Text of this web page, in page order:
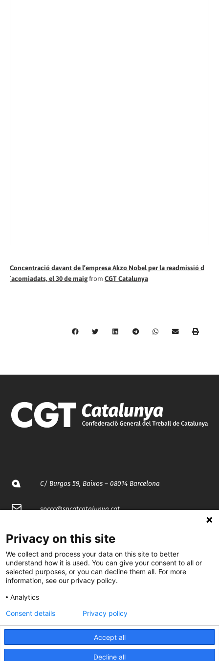
Concentració davant de l’empresa Akzo Nobel per la readmissió d
´acomiadats, el 30 de maigfrom CGT Catalunya
C/ Burgos 59, Baixos – 08014 Barcelona
spccc@spcgtcatalunya.cat
@CGTCatalunya
cgtcatalunya
CGTCatalunya
cgtcatalunya
Privacy on this site
We collect and process your data on this site to better
understand how it is used. You can give your consent to all or
selected purposes, or you can decline them all. For more
information, see our privacy policy.
Analytics
Accept all
Decline all
Consent details Privacy policy